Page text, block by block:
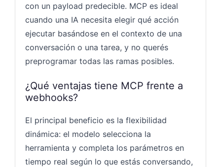
con un payload predecible. MCP es ideal
cuando una IA necesita elegir qué acción
ejecutar basándose en el contexto de una
conversación o una tarea, y no querés
preprogramar todas las ramas posibles.
¿Qué ventajas tiene MCP frente a
webhooks?
El principal beneficio es la flexibilidad
dinámica: el modelo selecciona la
herramienta y completa los parámetros en
tiempo real según lo que estás conversando,